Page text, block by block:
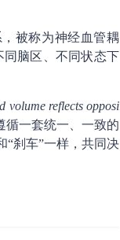
被称为神经血管耦
脑区、不同状态下
volume reflects opposi
循一套统一、一致的
“刹车”一样，共同决